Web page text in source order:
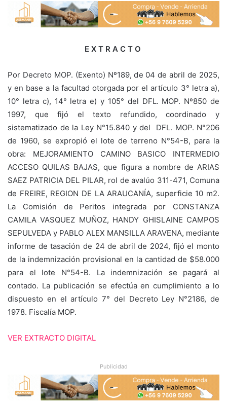
E X T R A C T O
Por Decreto MOP. (Exento) Nº189, de 04 de abril de 2025,
y en base a la facultad otorgada por el artículo 3° letra a),
10° letra c), 14° letra e) y 105° del DFL. MOP. Nº850 de
1997, que fijó el texto refundido, coordinado y
sistematizado de la Ley N°15.840 y del DFL. MOP. N°206
de 1960, se expropió el lote de terreno N°54-B, para la
obra: MEJORAMIENTO CAMINO BASICO INTERMEDIO
ACCESO QUILAS BAJAS, que figura a nombre de ARIAS
SAEZ PATRICIA DEL PILAR, rol de avalúo 311-471, Comuna
de FREIRE, REGION DE LA ARAUCANÍA, superficie 10 m2.
La Comisión de Peritos integrada por CONSTANZA
CAMILA VASQUEZ MUÑOZ, HANDY GHISLAINE CAMPOS
SEPULVEDA y PABLO ALEX MANSILLA ARAVENA, mediante
informe de tasación de 24 de abril de 2024, fijó el monto
de la indemnización provisional en la cantidad de $58.000
para el lote N°54-B. La indemnización se pagará al
contado. La publicación se efectúa en cumplimiento a lo
dispuesto en el artículo 7° del Decreto Ley N°2186, de
1978. Fiscalía MOP.
VER EXTRACTO DIGITAL
Publicidad